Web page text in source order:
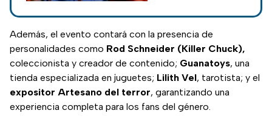
Además, el evento contará con la presencia de
personalidades como Rod Schneider (Killer Chuck),
coleccionista y creador de contenido; Guanatoys, una
tienda especializada en juguetes; Lilith Vel, tarotista; y el
expositor Artesano del terror, garantizando una
experiencia completa para los fans del género.